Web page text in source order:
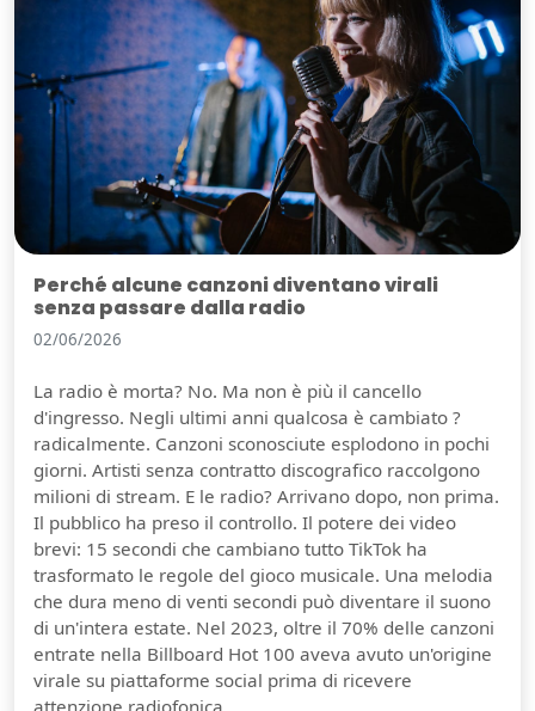
Perché alcune canzoni diventano virali
senza passare dalla radio
02/06/2026
La radio è morta? No. Ma non è più il cancello
d'ingresso. Negli ultimi anni qualcosa è cambiato ?
radicalmente. Canzoni sconosciute esplodono in pochi
giorni. Artisti senza contratto discografico raccolgono
milioni di stream. E le radio? Arrivano dopo, non prima.
Il pubblico ha preso il controllo. Il potere dei video
brevi: 15 secondi che cambiano tutto TikTok ha
trasformato le regole del gioco musicale. Una melodia
che dura meno di venti secondi può diventare il suono
di un'intera estate. Nel 2023, oltre il 70% delle canzoni
entrate nella Billboard Hot 100 aveva avuto un'origine
virale su piattaforme social prima di ricevere
attenzione radiofonica.